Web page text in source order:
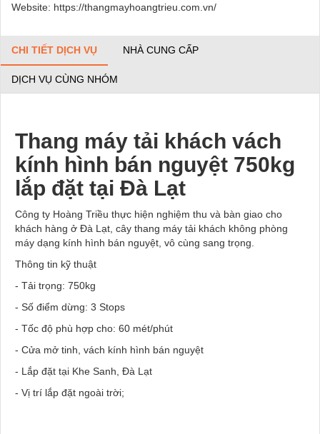
Website: https://thangmayhoangtrieu.com.vn/
CHI TIẾT DỊCH VỤ NHÀ CUNG CẤP
DỊCH VỤ CÙNG NHÓM
Thang máy tải khách vách
kính hình bán nguyệt 750kg
lắp đặt tại Đà Lạt
Công ty Hoàng Triều thực hiện nghiệm thu và bàn giao cho
khách hàng ở Đà Lạt, cây thang máy tải khách không phòng
máy dạng kính hình bán nguyệt, vô cùng sang trọng.
Thông tin kỹ thuật
- Tải trọng: 750kg
- Số điểm dừng: 3 Stops
- Tốc độ phù hợp cho: 60 mét/phút
- Cửa mở tinh, vách kính hình bán nguyệt
- Lắp đặt tại Khe Sanh, Đà Lạt
- Vị trí lắp đặt ngoài trời;